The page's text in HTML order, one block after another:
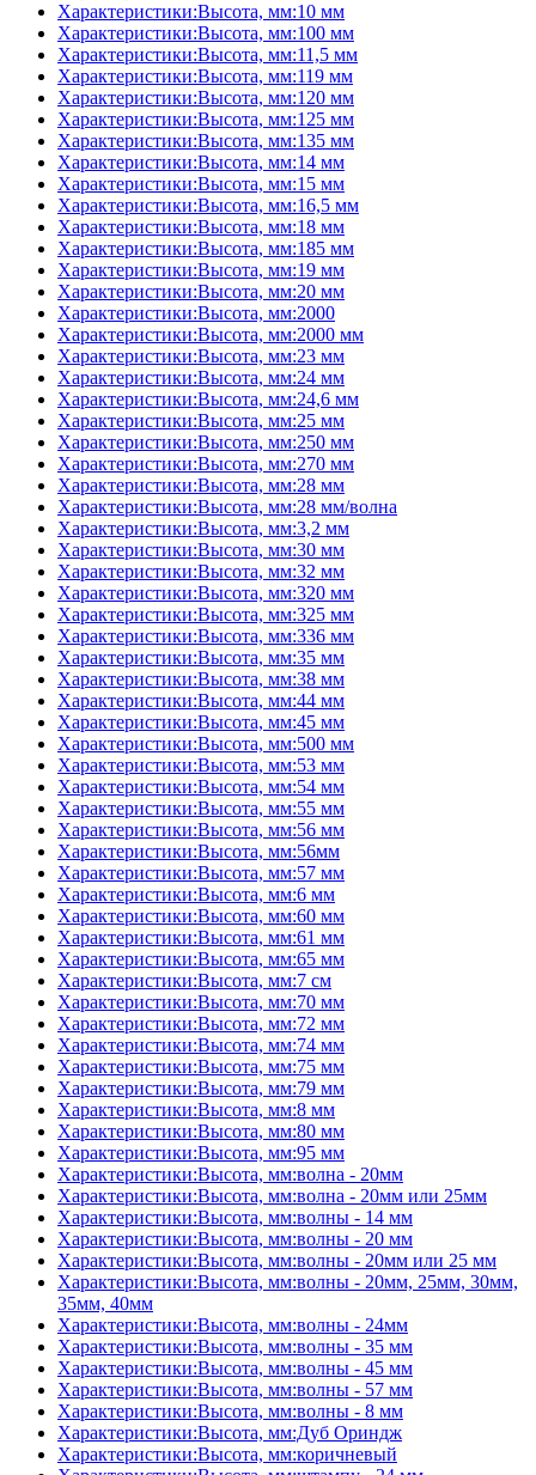
Характеристики:Высота, мм:10 мм
Характеристики:Высота, мм:100 мм
Характеристики:Высота, мм:11,5 мм
Характеристики:Высота, мм:119 мм
Характеристики:Высота, мм:120 мм
Характеристики:Высота, мм:125 мм
Характеристики:Высота, мм:135 мм
Характеристики:Высота, мм:14 мм
Характеристики:Высота, мм:15 мм
Характеристики:Высота, мм:16,5 мм
Характеристики:Высота, мм:18 мм
Характеристики:Высота, мм:185 мм
Характеристики:Высота, мм:19 мм
Характеристики:Высота, мм:20 мм
Характеристики:Высота, мм:2000
Характеристики:Высота, мм:2000 мм
Характеристики:Высота, мм:23 мм
Характеристики:Высота, мм:24 мм
Характеристики:Высота, мм:24,6 мм
Характеристики:Высота, мм:25 мм
Характеристики:Высота, мм:250 мм
Характеристики:Высота, мм:270 мм
Характеристики:Высота, мм:28 мм
Характеристики:Высота, мм:28 мм/волна
Характеристики:Высота, мм:3,2 мм
Характеристики:Высота, мм:30 мм
Характеристики:Высота, мм:32 мм
Характеристики:Высота, мм:320 мм
Характеристики:Высота, мм:325 мм
Характеристики:Высота, мм:336 мм
Характеристики:Высота, мм:35 мм
Характеристики:Высота, мм:38 мм
Характеристики:Высота, мм:44 мм
Характеристики:Высота, мм:45 мм
Характеристики:Высота, мм:500 мм
Характеристики:Высота, мм:53 мм
Характеристики:Высота, мм:54 мм
Характеристики:Высота, мм:55 мм
Характеристики:Высота, мм:56 мм
Характеристики:Высота, мм:56мм
Характеристики:Высота, мм:57 мм
Характеристики:Высота, мм:6 мм
Характеристики:Высота, мм:60 мм
Характеристики:Высота, мм:61 мм
Характеристики:Высота, мм:65 мм
Характеристики:Высота, мм:7 см
Характеристики:Высота, мм:70 мм
Характеристики:Высота, мм:72 мм
Характеристики:Высота, мм:74 мм
Характеристики:Высота, мм:75 мм
Характеристики:Высота, мм:79 мм
Характеристики:Высота, мм:8 мм
Характеристики:Высота, мм:80 мм
Характеристики:Высота, мм:95 мм
Характеристики:Высота, мм:волна - 20мм
Характеристики:Высота, мм:волна - 20мм или 25мм
Характеристики:Высота, мм:волны - 14 мм
Характеристики:Высота, мм:волны - 20 мм
Характеристики:Высота, мм:волны - 20мм или 25 мм
Характеристики:Высота, мм:волны - 20мм, 25мм, 30мм,
35мм, 40мм
Характеристики:Высота, мм:волны - 24мм
Характеристики:Высота, мм:волны - 35 мм
Характеристики:Высота, мм:волны - 45 мм
Характеристики:Высота, мм:волны - 57 мм
Характеристики:Высота, мм:волны - 8 мм
Характеристики:Высота, мм:Дуб Ориндж
Характеристики:Высота, мм:коричневый